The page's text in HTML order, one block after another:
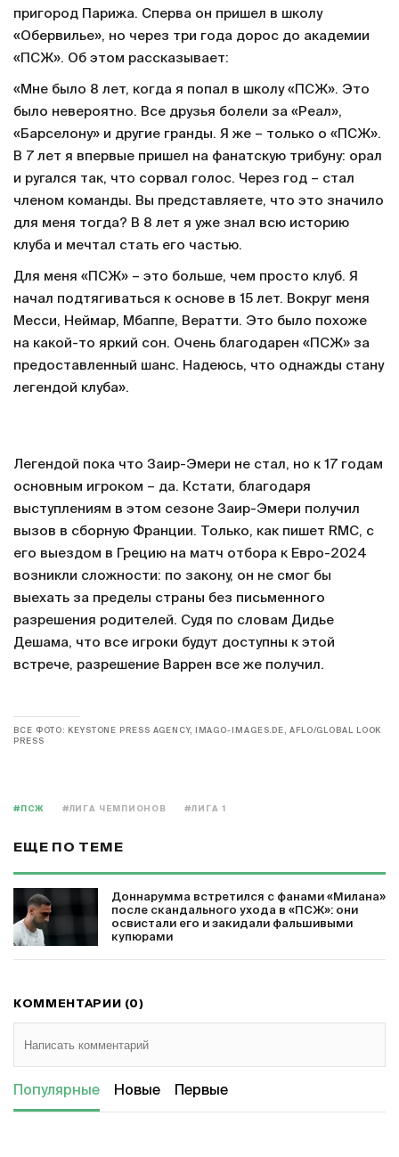
пригород Парижа. Сперва он пришел в школу
«Обервилье», но через три года дорос до академии
«ПСЖ». Об этом рассказывает:
«Мне было 8 лет, когда я попал в школу «ПСЖ». Это
было невероятно. Все друзья болели за «Реал»,
«Барселону» и другие гранды. Я же – только о «ПСЖ».
В 7 лет я впервые пришел на фанатскую трибуну: орал
и ругался так, что сорвал голос. Через год – стал
членом команды. Вы представляете, что это значило
для меня тогда? В 8 лет я уже знал всю историю
клуба и мечтал стать его частью.
Для меня «ПСЖ» – это больше, чем просто клуб. Я
начал подтягиваться к основе в 15 лет. Вокруг меня
Месси, Неймар, Мбаппе, Вератти. Это было похоже
на какой-то яркий сон. Очень благодарен «ПСЖ» за
предоставленный шанс. Надеюсь, что однажды стану
легендой клуба».
Легендой пока что Заир-Эмери не стал, но к 17 годам
основным игроком – да. Кстати, благодаря
выступлениям в этом сезоне Заир-Эмери получил
вызов в сборную Франции. Только, как пишет RMC, с
его выездом в Грецию на матч отбора к Евро-2024
возникли сложности: по закону, он не смог бы
выехать за пределы страны без письменного
разрешения родителей. Судя по словам Дидье
Дешама, что все игроки будут доступны к этой
встрече, разрешение Варрен все же получил.
ВСЕ ФОТО: KEYSTONE PRESS AGENCY, IMAGO-IMAGES.DE, AFLO/GLOBAL LOOK
PRESS
#ПСЖ #ЛИГА ЧЕМПИОНОВ #ЛИГА 1
ЕЩЕ ПО ТЕМЕ
Доннарумма встретился с фанами «Милана»
после скандального ухода в «ПСЖ»: они
освистали его и закидали фальшивыми
купюрами
КОММЕНТАРИИ (0)
Популярные Новые Первые